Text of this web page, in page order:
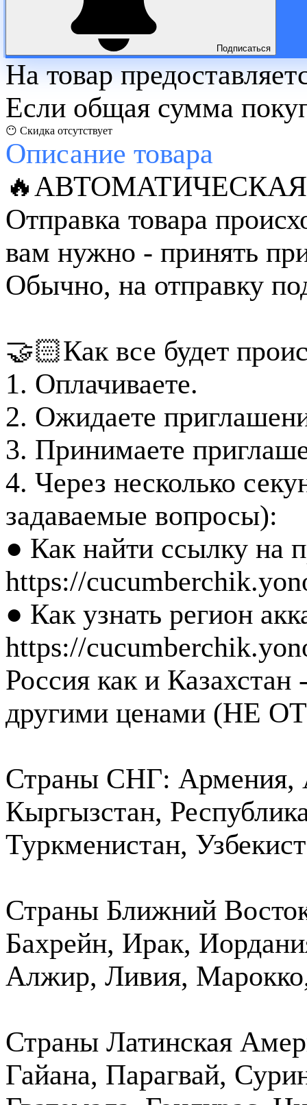
Подписаться
На товар
Если общая сумма
😶 Скидка отсутствует
Описание товара
Отправка товара
вам нужно - принять
Обычно, на отправку
🤝🏻Как все будет
1. Оплачиваете.
2. Ожидаете
3. Принимаете
4. Через несколько
задаваемые вопросы):
● Как найти ссылку на
https://
● Как узнать регион
https://
Россия как и
другими ценами (НЕ
Страны СНГ: Армения,
Кыргызстан,
Туркменистан,
Страны Ближний
Бахрейн, Ирак,
Алжир, Ливия,
Страны Латинская
Гайана, Парагвай,